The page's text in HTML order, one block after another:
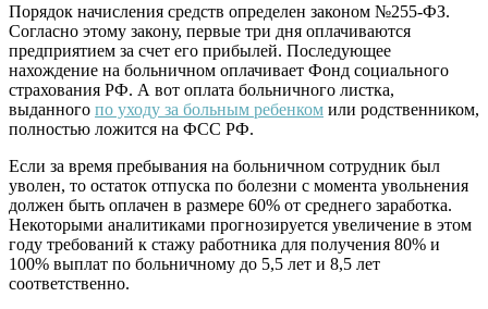
Порядок начисления средств определен законом №255-ФЗ.
Согласно этому закону, первые три дня оплачиваются
предприятием за счет его прибылей. Последующее
нахождение на больничном оплачивает Фонд социального
страхования РФ. А вот оплата больничного листка,
выданного по уходу за больным ребенком или родственником,
полностью ложится на ФСС РФ.
Если за время пребывания на больничном сотрудник был
уволен, то остаток отпуска по болезни с момента увольнения
должен быть оплачен в размере 60% от среднего заработка.
Некоторыми аналитиками прогнозируется увеличение в этом
году требований к стажу работника для получения 80% и
100% выплат по больничному до 5,5 лет и 8,5 лет
соответственно.